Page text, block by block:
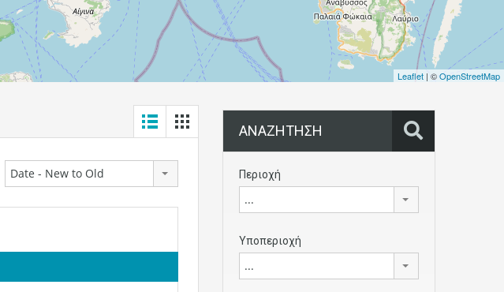
Leaflet | ©OpenStreetMap
Date - New to Old
ΑΝΑΖΗΤΗΣΗ
Περιοχή
...
Υποπεριοχή
...